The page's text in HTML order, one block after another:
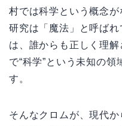
村では科学という概念
研究は「魔法」と呼ば
は、誰からも正しく理
で“科学”という未知の
す。
そんなクロムが、現代